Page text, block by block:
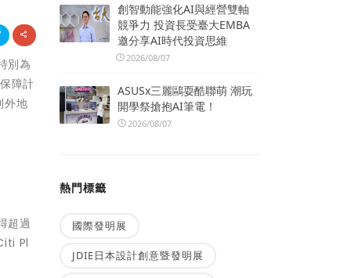
別為
障計
外地
超過
Pl
創智動能強化AI與經營雙軸
競爭力 投資長受臺大EMBA
邀分享AI時代投資思維
2026/08/07
ASUSx三麗鷗耍酷聯萌 潮玩
開學祭搶抱AI筆電！
2026/08/07
熱門標籤
國際發明展
JDIE日本設計創意暨發明展